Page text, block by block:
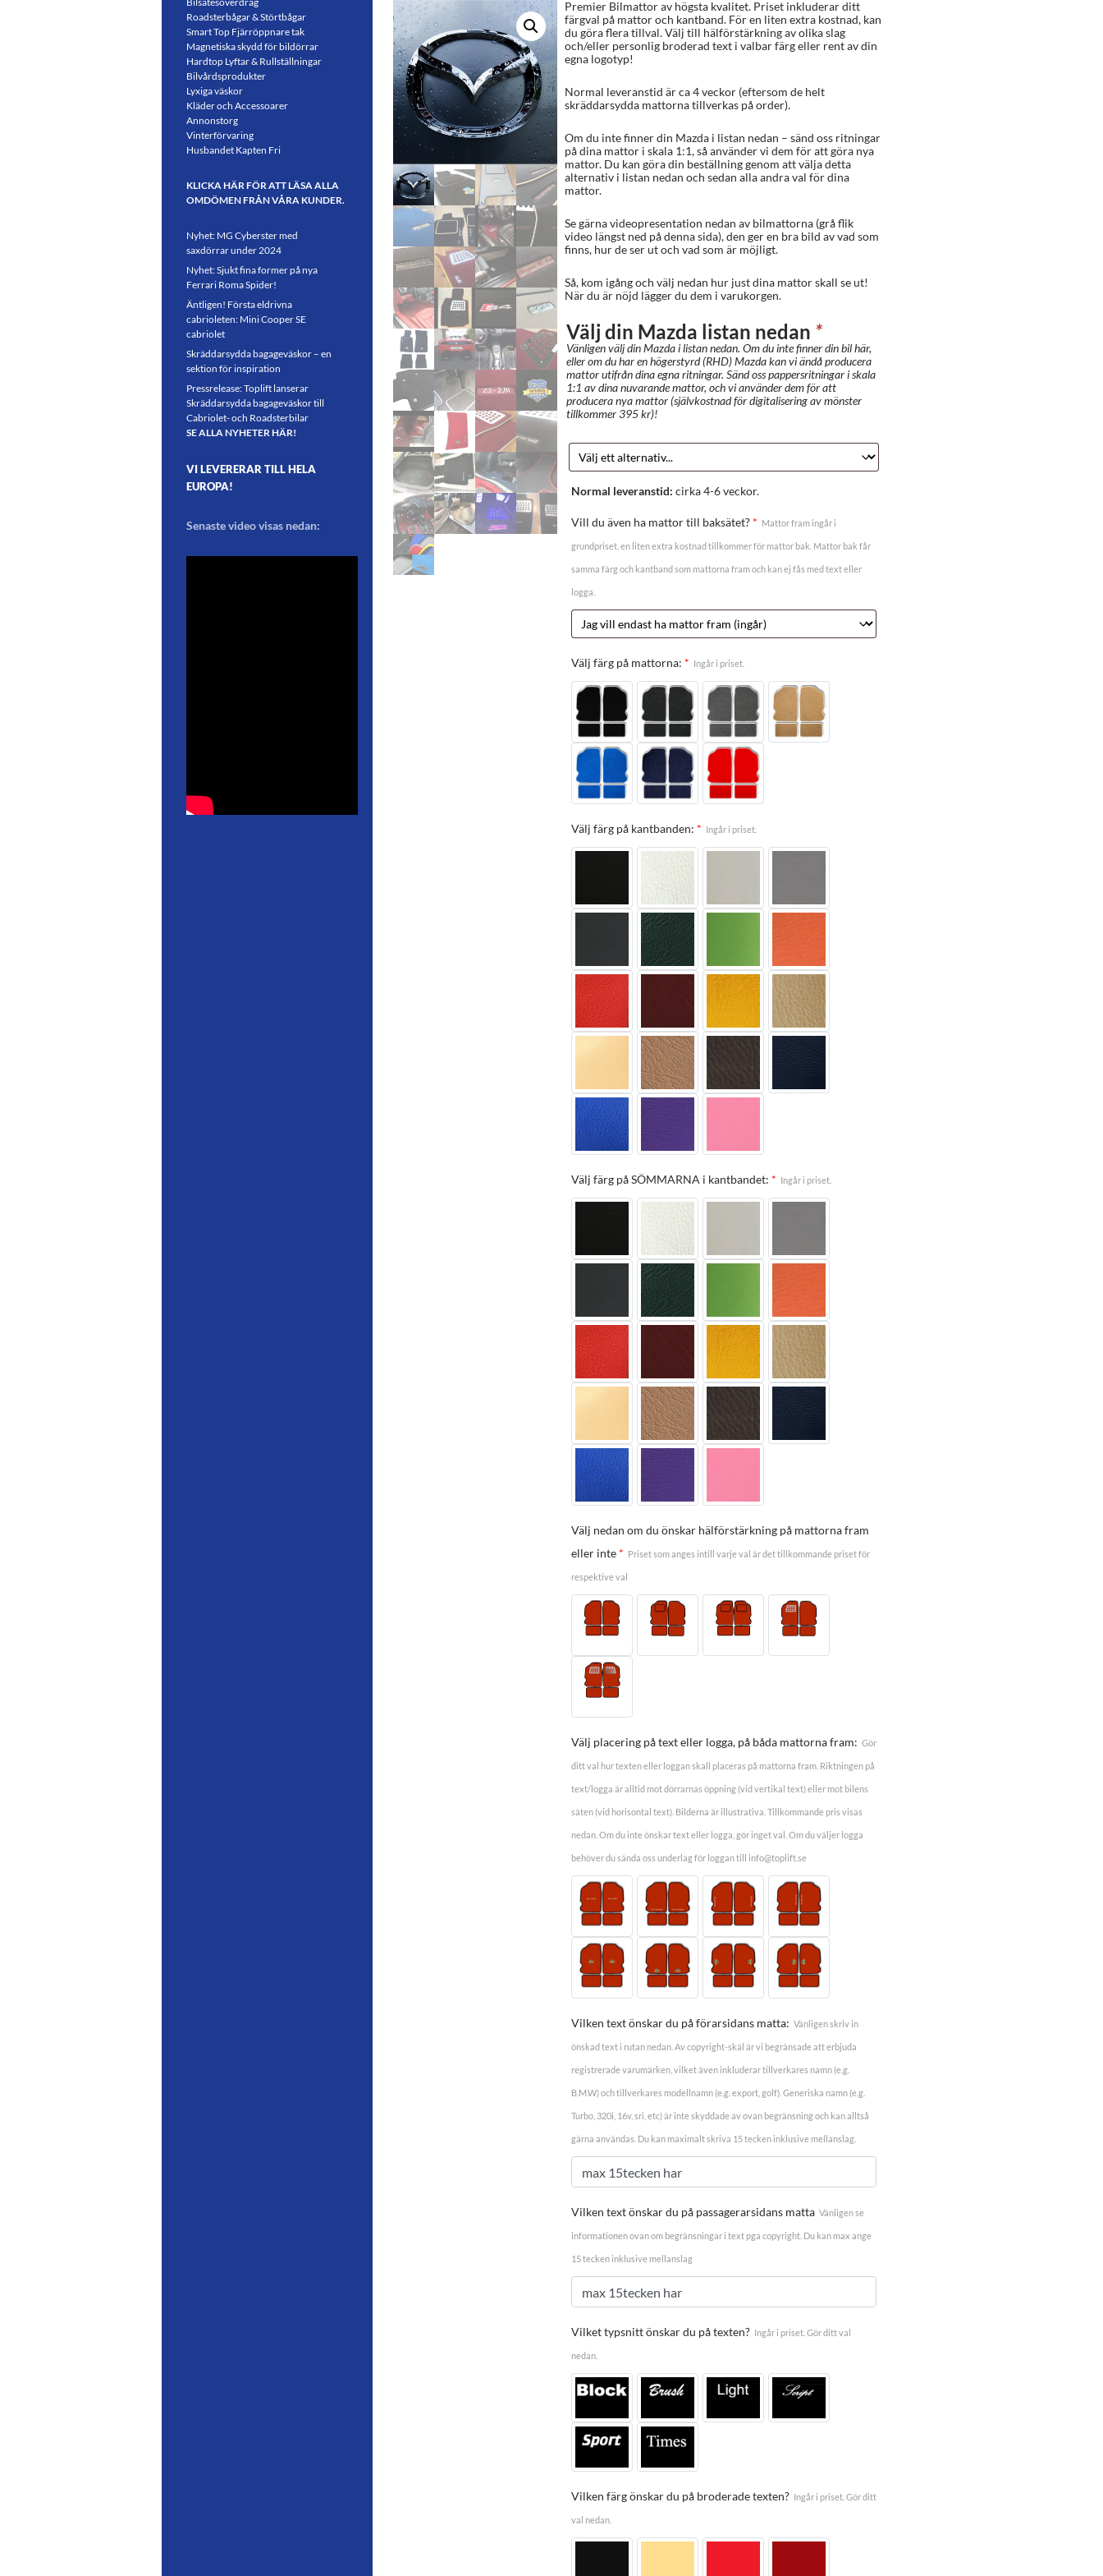
Premier Bilmattor av högsta kvalitet. Priset inkluderar ditt
färgval på mattor och kantband. För en liten extra kostnad, kan
du göra flera tillval. Välj till hälförstärkning av olika slag
och/eller personlig broderad text i valbar färg eller rent av din
egna logotyp!
Normal leveranstid är ca 4 veckor (eftersom de helt
skräddarsydda mattorna tillverkas på order).
Om du inte finner din Mazda i listan nedan – sänd oss ritningar
på dina mattor i skala 1:1, så använder vi dem för att göra nya
mattor. Du kan göra din beställning genom att välja detta
alternativ i listan nedan och sedan alla andra val för dina
mattor.
Se gärna videopresentation nedan av bilmattorna (grå flik
video längst ned på denna sida), den ger en bra bild av vad som
finns, hur de ser ut och vad som är möjligt.
Så, kom igång och välj nedan hur just dina mattor skall se ut!
När du är nöjd lägger du dem i varukorgen.
Välj din Mazda listan nedan *
Vänligen välj din Mazda i listan nedan. Om du inte finner din bil här,
eller om du har en högerstyrd (RHD) Mazda kan vi ändå producera
mattor utifrån dina egna ritningar. Sänd oss pappersritningar i skala
1:1 av dina nuvarande mattor, och vi använder dem för att
producera nya mattor (självkostnad för digitalisering av mönster
tillkommer 395 kr)!
Normal leveranstid: cirka 4-6 veckor.
Vill du även ha mattor till baksätet?* Mattor fram ingår i
grundpriset, en liten extra kostnad tillkommer för mattor bak. Mattor bak får
samma färg och kantband som mattorna fram och kan ej fås med text eller
logga.
Välj färg på mattorna: * Ingår i priset.
Välj färg på kantbanden: * Ingår i priset.
Välj färg på SÖMMARNA i kantbandet: * Ingår i priset.
Välj nedan om du önskar hälförstärkning på mattorna fram
eller inte* Priset som anges intill varje val är det tillkommande priset för
respektive val
Välj placering på text eller logga, på båda mattorna fram: Gör
ditt val hur texten eller loggan skall placeras på mattorna fram. Riktningen på
text/logga är alltid mot dörrarnas öppning (vid vertikal text) eller mot bilens
säten (vid horisontal text). Bilderna är illustrativa. Tillkommande pris visas
nedan. Om du inte önskar text eller logga, gör inget val. Om du väljer logga
behöver du sända oss underlag för loggan till info@toplift.se
Vilken text önskar du på förarsidans matta: Vänligen skriv in
önskad text i rutan nedan. Av copyright-skäl är vi begränsade att erbjuda
registrerade varumärken, vilket även inkluderar tillverkares namn (e.g.
B.M.W) och tillverkares modellnamn (e.g. export, golf). Generiska namn (e.g.
Turbo, 320i, 16v, sri, etc) är inte skyddade av ovan begränsning och kan alltså
gärna användas. Du kan maximalt skriva 15 tecken inklusive mellanslag.
Vilken text önskar du på passagerarsidans matta Vänligen se
informationen ovan om begränsningar i text pga copyright. Du kan max ange
15 tecken inklusive mellanslag
Vilket typsnitt önskar du på texten? Ingår i priset. Gör ditt val
nedan.
Vilken färg önskar du på broderade texten? Ingår i priset. Gör ditt
val nedan.
Roadsterbågar & Störtbågar
Smart Top Fjärröppnare tak
Magnetiska skydd för bildörrar
Hardtop Lyftar & Rullställningar
Bilvårdsprodukter
Lyxiga väskor
Kläder och Accessoarer
Annonstorg
Vinterförvaring
Husbandet Kapten Fri
KLICKA HÄR FÖR ATT LÄSA ALLA
OMDÖMEN FRÅN VÅRA KUNDER.
Nyhet: MG Cyberster med
saxdörrar under 2024
Nyhet: Sjukt fina former på nya
Ferrari Roma Spider!
Äntligen! Första eldrivna
cabrioleten: Mini Cooper SE
cabriolet
Skräddarsydda bagageväskor – en
sektion för inspiration
Pressrelease: Toplift lanserar
Skräddarsydda bagageväskor till
Cabriolet- och Roadsterbilar
SE ALLA NYHETER HÄR!
VI LEVERERAR TILL HELA
EUROPA!
Senaste video visas nedan: